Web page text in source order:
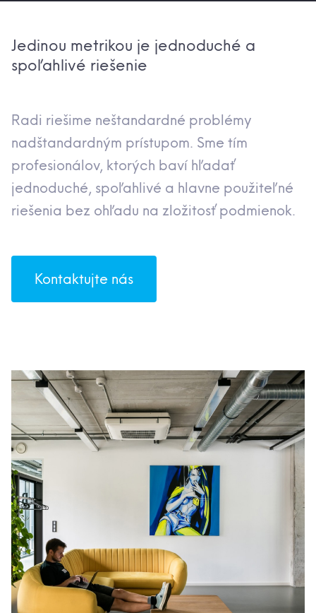
Jedinou metrikou je jednoduché a
spoľahlivé riešenie
Radi riešime neštandardné problémy
nadštandardným prístupom. Sme tím
profesionálov, ktorých baví hľadať
jednoduché, spoľahlivé a hlavne použiteľné
riešenia bez ohľadu na zložitosť podmienok.
Kontaktujte nás